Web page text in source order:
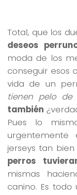
Total, que los
deseos
moda de los
conseguir esos
vida de un
tienen pelo de
también
Pues lo
jerseys tan
perros
mismas
canino. Es